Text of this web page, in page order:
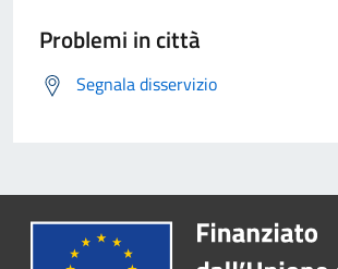
Problemi in città
Segnala disservizio